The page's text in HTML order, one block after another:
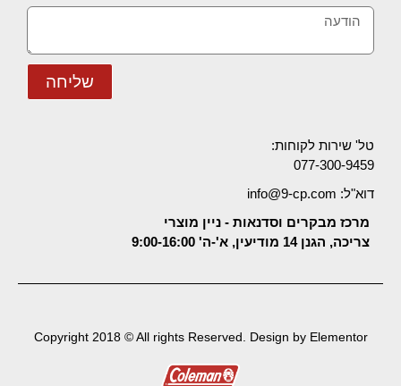
שליחה
טל' שירות לקוחות:
077-300-9459
דוא"ל: info@9-cp.com
מרכז מבקרים וסדנאות - ניין מוצרי
צריכה, הגנן 14 מודיעין, א'-ה' 9:00-16:00
Copyright 2018 © All rights Reserved. Design by Elementor